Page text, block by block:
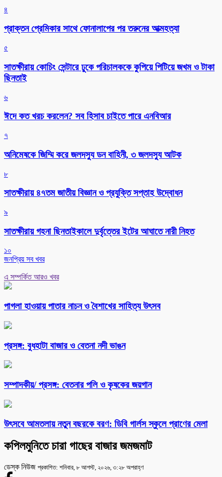
৪
প্রাক্তন প্রেমিকার সাথে ফোনালাপের পর তরুনের আত্মহত্যা
৫
সাতক্ষীরায় কোচিং সেন্টারে ঢুকে পরিচালককে কুপিয়ে পিটিয়ে জখম ও টাকা
ছিনতাই
৬
ঈদে কত খরচ করলেন? সব হিসাব চাইতে পারে এনবিআর
৭
অনিমেষকে জিম্মি করে জলদস্যু ডন বাহিনী, ৩ জলদস্যু আটক
৮
সাতক্ষীরায় ৪৭তম জাতীয় বিজ্ঞান ও প্রযুক্তি সপ্তাহ উদ্বোধন
৯
সাতক্ষীরায় গহনা ছিনতাইকালে দুর্বৃত্তের ইটের আঘাতে নারী নিহত
১০
জনপ্রিয় সব খবর
এ সম্পর্কিত আরও খবর
পাগলা হাওয়ায় পাতার নাচন ও বৈশাখের সাহিত্য উৎসব
প্রসঙ্গ: বুধহাটা বাজার ও বেতনা নদী ভাঙন
সম্পাদকীয়/ প্রসঙ্গ: বেতনার পলি ও কৃষকের জয়গান
উৎসবে আমতলায় নতুন বছরকে বরণ: ডিবি গার্লস স্কুলে প্রাণের মেলা
কপিলমুনিতে চারা গাছের বাজার জমজমাট
ডেস্ক নিউজ প্রকাশিত: শনিবার, ৮ আগস্ট, ২০২৬, ৩:২৮ অপরাহ্ণ